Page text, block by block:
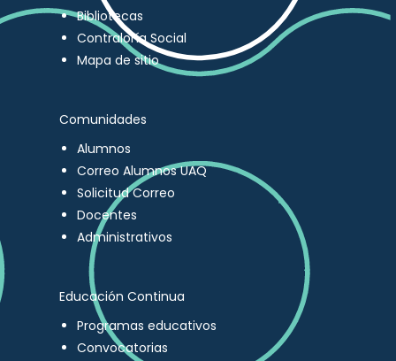
Bibliotecas
Contraloría Social
Mapa de sitio
Comunidades
Alumnos
Correo Alumnos UAQ
Solicitud Correo
Docentes
Administrativos
Educación Continua
Programas educativos
Convocatorias